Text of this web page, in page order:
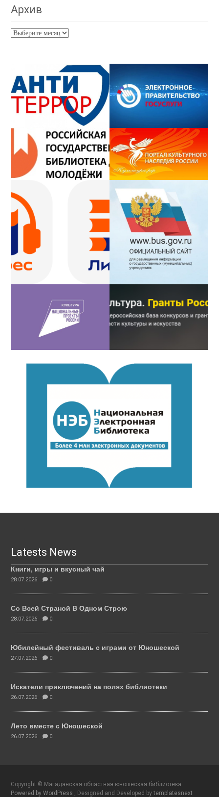
Архив
Архив
Latests News
Книги, игры и вкусный чай
28.07.2026 0.
Со Всей Страной В Одном Строю
28.07.2026 0.
Юбилейный фестиваль с играми от Юношеской
27.07.2026 0.
Искатели приключений на полях библиотеки
26.07.2026 0.
Лето вместе с Юношеской
26.07.2026 0.
Copyright © Магаданская областная юношеская библиотека
Powered by WordPress
, Designed and Developed bytemplatesnext